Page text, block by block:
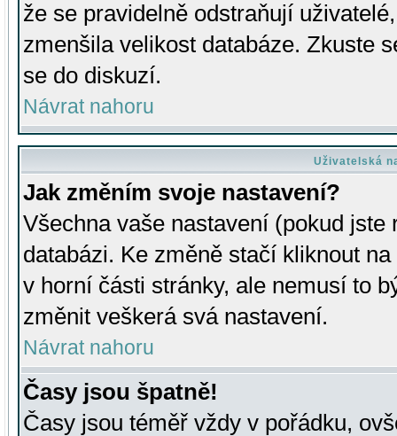
že se pravidelně odstraňují
zmenšila velikost databáze. Zkuste
se do diskuzí.
Návrat nahoru
Uživatelská
Jak změním svoje nastavení?
Všechna vaše nastavení (pokud
databázi. Ke změně stačí kliknout
v horní části stránky, ale nemusí to
změnit veškerá svá nastavení.
Návrat nahoru
Časy jsou špatně!
Časy jsou téměř vždy v pořádku,